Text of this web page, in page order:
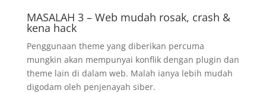
MASALAH 3 – Web mudah rosak, crash &
kena hack
Penggunaan theme yang diberikan percuma
mungkin akan mempunyai konflik dengan plugin dan
theme lain di dalam web. Malah ianya lebih mudah
digodam oleh penjenayah siber.